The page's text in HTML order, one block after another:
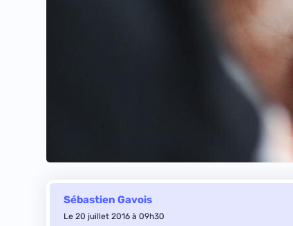
Sébastien Gavois
Le 20 juillet 2016 à 09h30